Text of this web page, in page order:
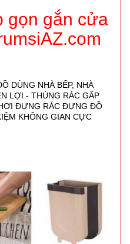
gọn gắn cửa
DÙNG NHÀ BẾP, NHÀ
LỢI - THÙNG RÁC GẤP
ĐỰNG RÁC ĐỰNG ĐỒ
KHÔNG GIAN CỰC